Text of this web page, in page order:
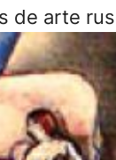
de arte